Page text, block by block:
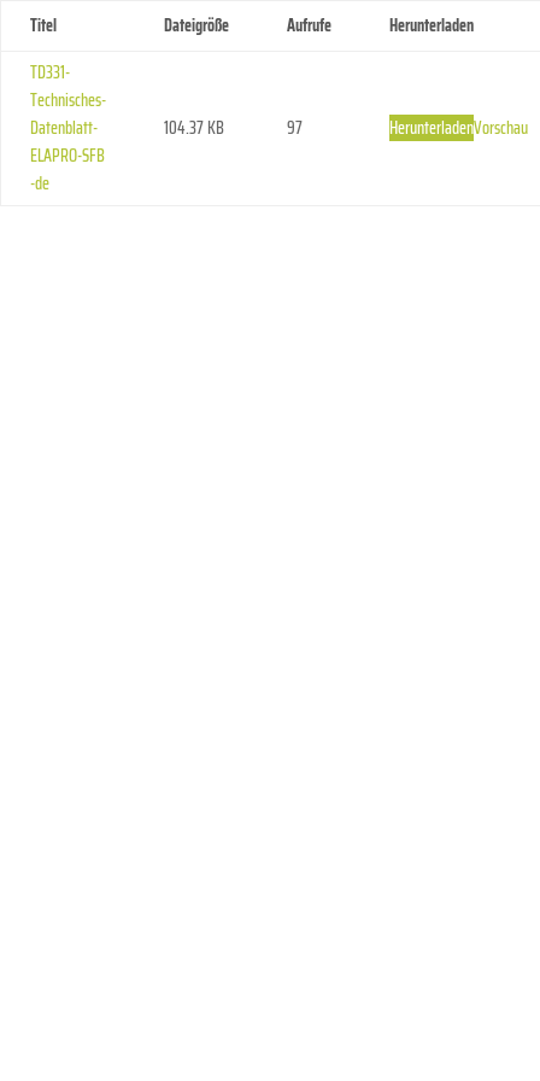
Titel Dateigröße Aufrufe
Herunterladen
TD331-
Technisches-
Datenblatt-
ELAPRO-SFB
-de
104.37 KB 97 HerunterladenVorschau